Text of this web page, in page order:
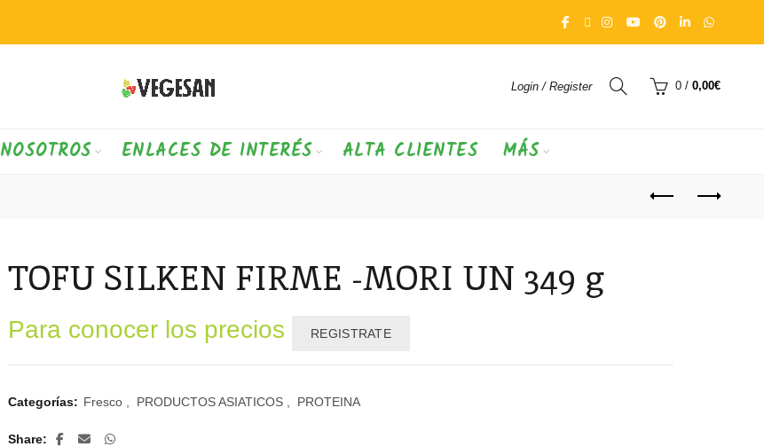
Login / Register 0 / 0,00€
NOSOTROS ENLACES DE INTERÉS ALTA CLIENTES MÁS
TOFU SILKEN FIRME -MORI UN 349 g
Para conocer los precios REGISTRATE
Categorías: Fresco PRODUCTOS ASIATICOS PROTEINA
Share